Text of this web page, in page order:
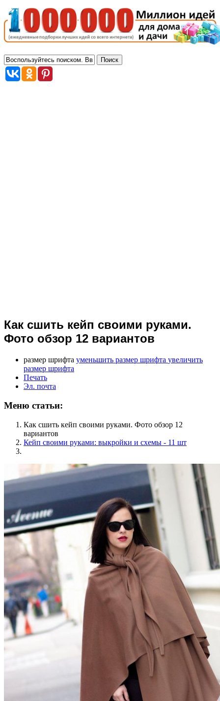
Как сшить кейп своими руками.
Фото обзор 12 вариантов
размер шрифта уменьшить размер шрифта увеличить
размер шрифта
Печать
Эл. почта
Меню статьи:
Как сшить кейп своими руками. Фото обзор 12
вариантов
Кейп своими руками: выкройки и схемы - 11 шт